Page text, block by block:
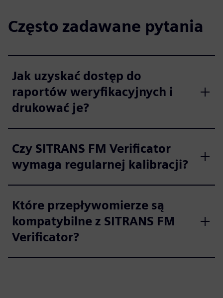
Często zadawane pytania
Jak uzyskać dostęp do
raportów weryfikacyjnych i
drukować je?
Czy SITRANS FM Verificator
wymaga regularnej kalibracji?
Które przepływomierze są
kompatybilne z SITRANS FM
Verificator?